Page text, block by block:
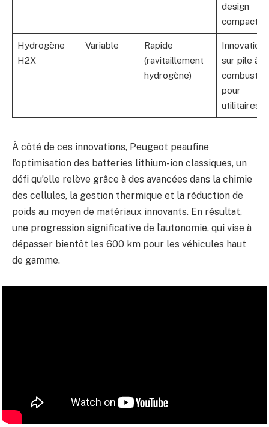
design
compact
Hydrogène
H2X
Variable
Rapide
(ravitaillement
hydrogène)
Innovations
sur pile à
pour
utilitaires
À côté de ces innovations, Peugeot peaufine
l’optimisation des batteries lithium-ion classiques, un
défi qu’elle relève grâce à des avancées dans la chimie
des cellules, la gestion thermique et la réduction de
poids au moyen de matériaux innovants. En résultat,
une progression significative de l’autonomie, qui vise à
dépasser bientôt les 600 km pour les véhicules haut
de gamme.